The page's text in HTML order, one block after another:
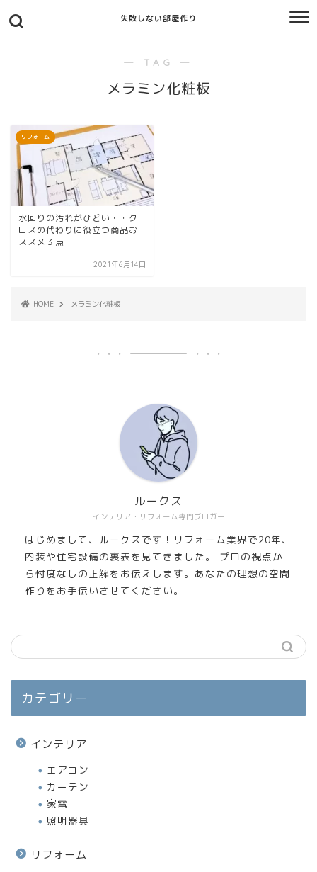
失敗しない部屋作り
― TAG ―
メラミン化粧板
リフォーム
水回りの汚れがひどい・・ク
ロスの代わりに役立つ商品お
ススメ３点
2021年6月14日
HOME メラミン化粧板
インテリア・リフォーム専門ブロガー
ルークス
はじめまして、ルークスです！リフォーム業界で20年、
内装や住宅設備の裏表を見てきました。 プロの視点か
ら忖度なしの正解をお伝えします。あなたの理想の空間
作りをお手伝いさせてください。
カテゴリー
インテリア
エアコン
カーテン
家電
照明器具
リフォーム